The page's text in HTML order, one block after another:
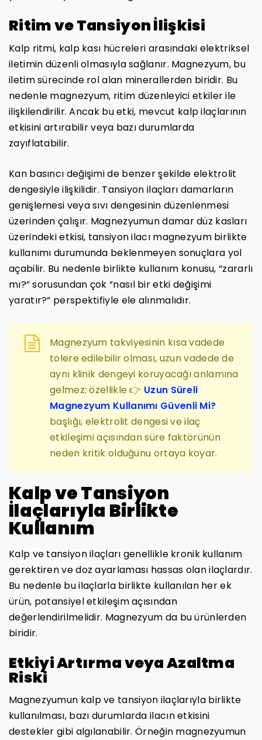
Ritim ve Tansiyon İlişkisi
Kalp ritmi, kalp kası hücreleri arasındaki elektriksel
iletimin düzenli olmasıyla sağlanır. Magnezyum, bu
iletim sürecinde rol alan minerallerden biridir. Bu
nedenle magnezyum, ritim düzenleyici etkiler ile
ilişkilendirilir. Ancak bu etki, mevcut kalp ilaçlarının
etkisini artırabilir veya bazı durumlarda
zayıflatabilir.
Kan basıncı değişimi de benzer şekilde elektrolit
dengesiyle ilişkilidir. Tansiyon ilaçları damarların
genişlemesi veya sıvı dengesinin düzenlenmesi
üzerinden çalışır. Magnezyumun damar düz kasları
üzerindeki etkisi, tansiyon ilacı magnezyum birlikte
kullanımı durumunda beklenmeyen sonuçlara yol
açabilir. Bu nedenle birlikte kullanım konusu, “zararlı
mı?” sorusundan çok “nasıl bir etki değişimi
yaratır?” perspektifiyle ele alınmalıdır.
Magnezyum takviyesinin kısa vadede
tolere edilebilir olması, uzun vadede de
aynı klinik dengeyi koruyacağı anlamına
gelmez; özellikle 👉 Uzun Süreli
Magnezyum Kullanımı Güvenli Mi?
başlığı, elektrolit dengesi ve ilaç
etkileşimi açısından süre faktörünün
neden kritik olduğunu ortaya koyar.
Kalp ve Tansiyon
İlaçlarıyla Birlikte
Kullanım
Kalp ve tansiyon ilaçları genellikle kronik kullanım
gerektiren ve doz ayarlaması hassas olan ilaçlardır.
Bu nedenle bu ilaçlarla birlikte kullanılan her ek
ürün, potansiyel etkileşim açısından
değerlendirilmelidir. Magnezyum da bu ürünlerden
biridir.
Etkiyi Artırma veya Azaltma
Riski
Magnezyumun kalp ve tansiyon ilaçlarıyla birlikte
kullanılması, bazı durumlarda ilacın etkisini
destekler gibi algılanabilir. Örneğin magnezyumun